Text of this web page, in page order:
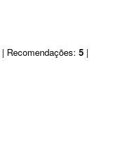
| Recomendações: 5 |